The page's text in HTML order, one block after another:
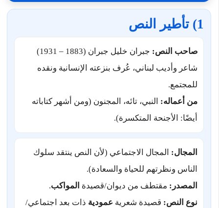
1) تأطير النص
صاحب النص:
جبران خليل جبران (1883 – 1931)
شاعر وأديب لبناني، عُرف بنزعته الإنسانية ونقده
للمجتمع.
من أعماله: النبي، تائه، المجنون (ومن أشهر كتاباته
أيضًا: الأجنحة المتكسرة).
المجال: المجال الاجتماعي (لأن النص ينتقد سلوك
الناس ونظرتهم للحياة والسعادة).
المصدر: مقتطف من ديوان/قصيدة المواكب.
نوع النص: قصيدة شعرية عمودية ذات بعد اجتماعي/